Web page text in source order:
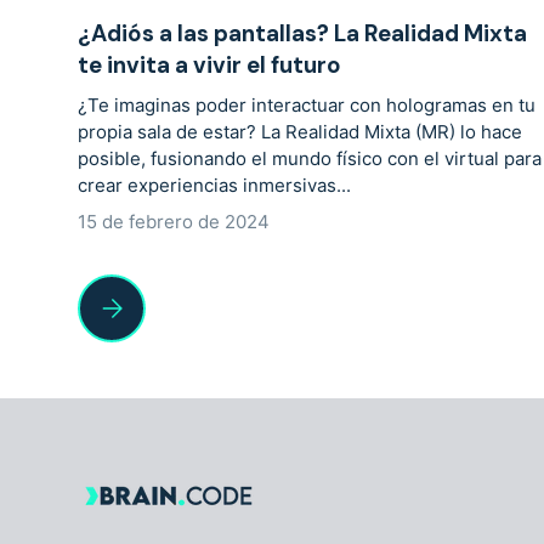
¿Adiós a las pantallas? La Realidad Mixta
te invita a vivir el futuro
¿Te imaginas poder interactuar con hologramas en tu
propia sala de estar? La Realidad Mixta (MR) lo hace
posible, fusionando el mundo físico con el virtual para
crear experiencias inmersivas...
15 de febrero de 2024
¿Adiós a las pantallas? La Realidad Mixta te invita a vivir